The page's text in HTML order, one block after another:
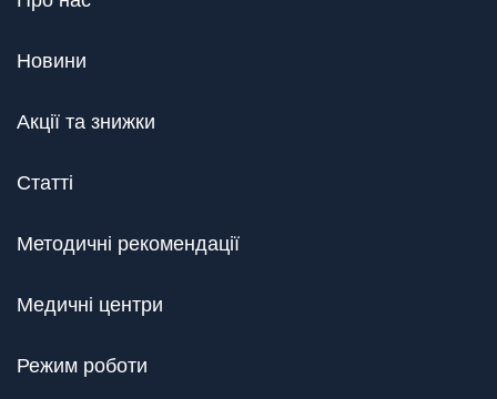
Новини
Акції та знижки
Статті
Методичні рекомендації
Медичні центри
Режим роботи